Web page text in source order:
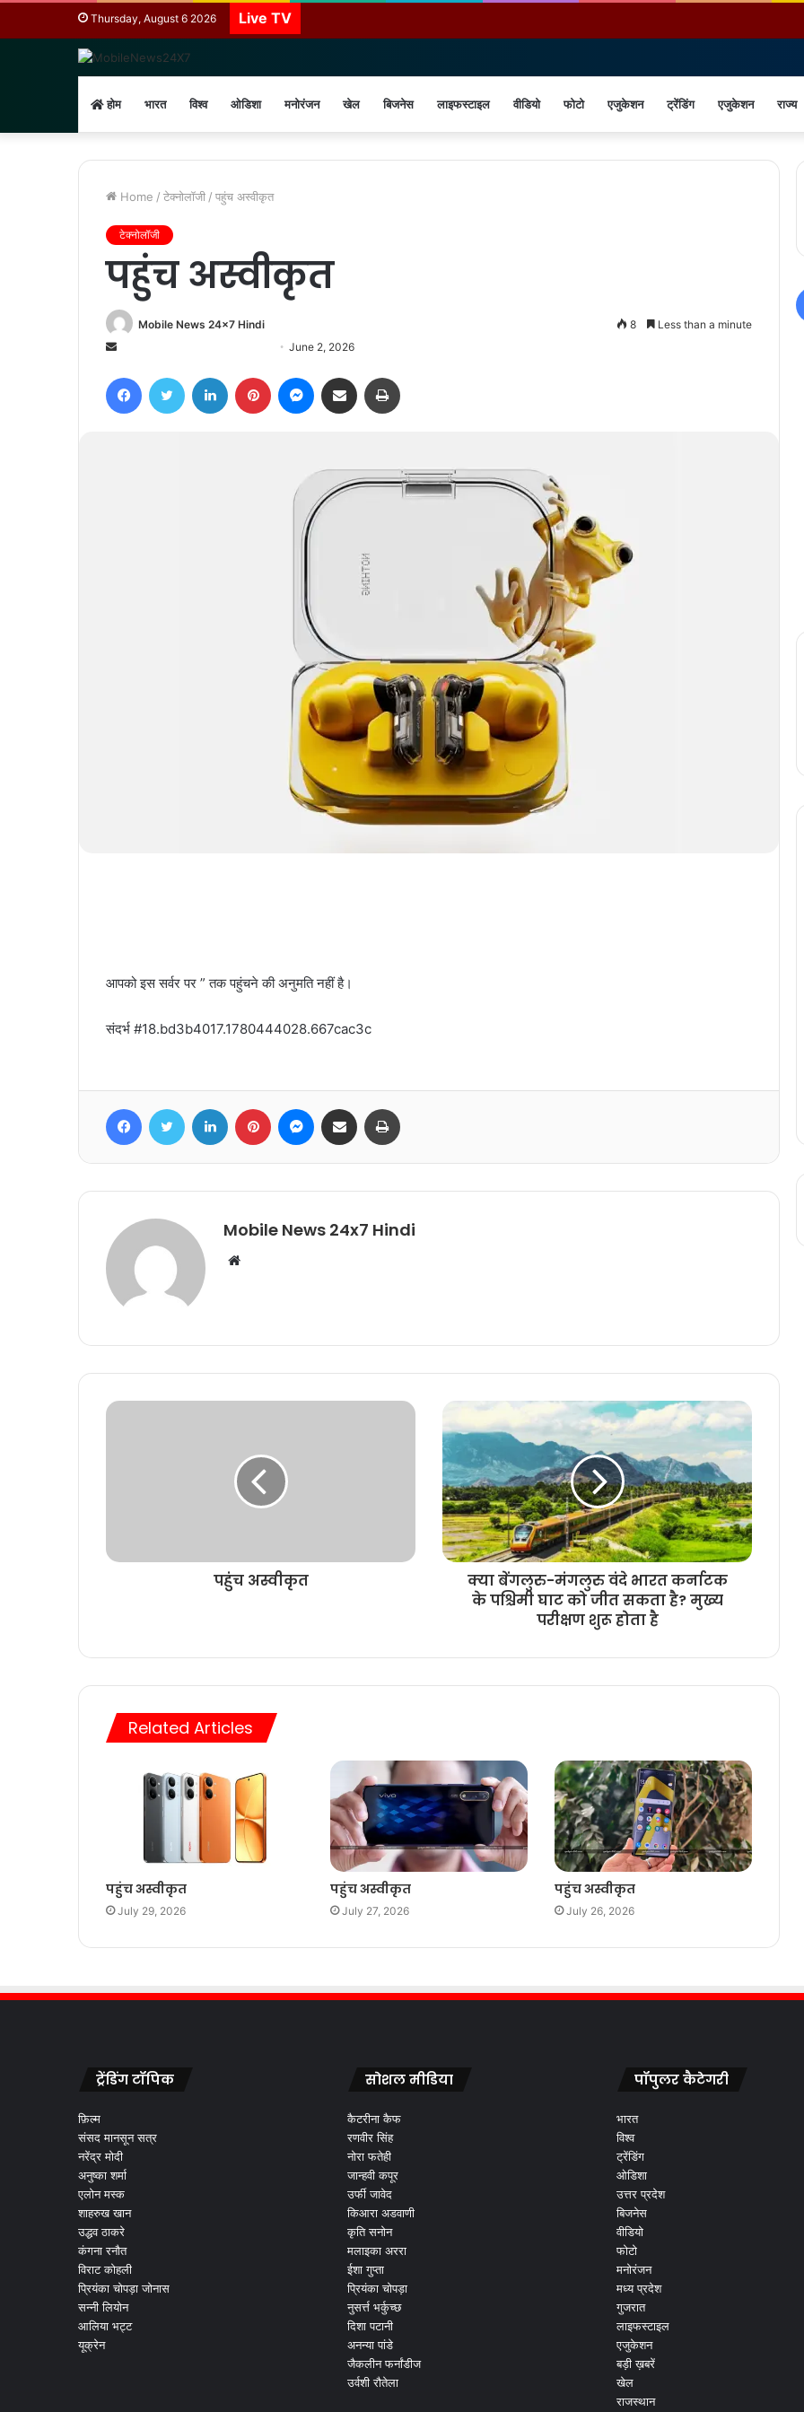
Thursday, August 6 2026 Live TV
होम भारत विश्व ओडिशा मनोरंजन खेल बिजनेस लाइफस्टाइल वीडियो फोटो एजुकेशन ट्रेंडिंग एजुकेशन राज्य
Home / टेक्नोलॉजी / पहुंच अस्वीकृत
टेक्नोलॉजी
पहुंच अस्वीकृत
Mobile News 24x7 Hindi
Send
email
June 2, 2026
8 Less than a minute
FacebookTwitter LinkedIn Pinterest Messenger
Share via Email
आपको इस सर्वर पर ” तक पहुंचने की अनुमति नहीं है।
संदर्भ #18.bd3b4017.1780444028.667cac3c
FacebookTwitter LinkedIn Pinterest Messenger
Share via Email
Mobile News 24x7 Hindi
Website
पहुंच अस्वीकृत
क्या बेंगलुरु-मंगलुरु वंदे भारत कर्नाटक
के पश्चिमी घाट को जीत सकता है? मुख्य
परीक्षण शुरू होता है
Related Articles
पहुंच अस्वीकृत
July 29, 2026
पहुंच अस्वीकृत
July 27, 2026
पहुंच अस्वीकृत
July 26, 2026
ट्रेंडिंग टॉपिक
फ़िल्म
संसद मानसून सत्र
नरेंद्र मोदी
अनुष्का शर्मा
एलोन मस्क
शाहरुख खान
उद्धव ठाकरे
कंगना रनौत
विराट कोहली
प्रियंका चोपड़ा जोनास
सन्नी लियोन
आलिया भट्ट
यूक्रेन
सोशल मीडिया
कैटरीना कैफ
रणवीर सिंह
नोरा फतेही
जान्हवी कपूर
उर्फी जावेद
किआरा अडवाणी
कृति सनोन
मलाइका अररा
ईशा गुप्ता
प्रियंका चोपड़ा
नुसर्त्त भर्कुच्छ
दिशा पटानी
अनन्या पांडे
जैकलीन फर्नांडीज
उर्वशी रौतेला
पॉपुलर कैटेगरी
भारत
विश्व
ट्रेंडिंग
ओडिशा
उत्तर प्रदेश
बिजनेस
वीडियो
फोटो
मनोरंजन
मध्य प्रदेश
गुजरात
लाइफस्टाइल
एजुकेशन
बड़ी ख़बरें
खेल
राजस्थान